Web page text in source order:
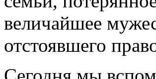
величайшее
отстоявшего